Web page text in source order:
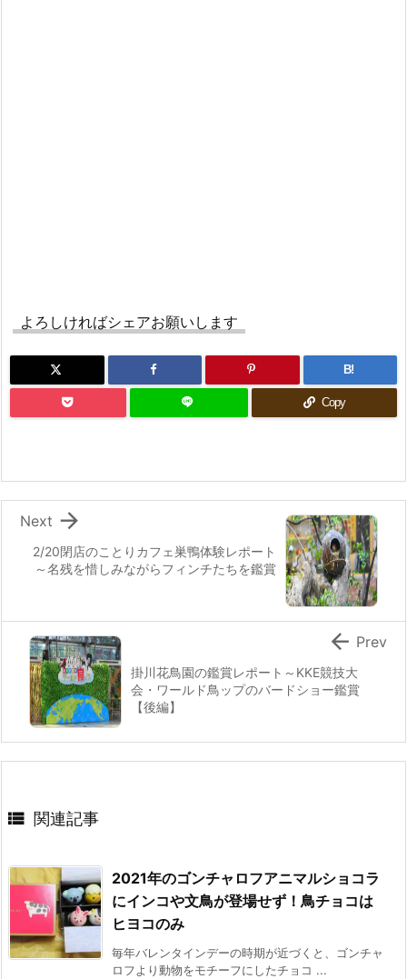
よろしければシェアお願いします
B!
Copy
2/20閉店のことりカフェ巣鴨体験レポート
～名残を惜しみながらフィンチたちを鑑賞

Next
掛川花鳥園の鑑賞レポート～KKE競技大
会・ワールド鳥ップのバードショー鑑賞
【後編】
 Prev
 関連記事
2021年のゴンチャロフアニマルショコラ
にインコや文鳥が登場せず！鳥チョコは
ヒヨコのみ
毎年バレンタインデーの時期が近づくと、ゴンチャ
ロフより動物をモチーフにしたチョコ ...